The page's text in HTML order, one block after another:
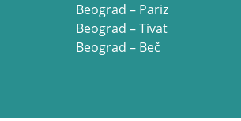
Beograd – Pariz
Beograd – Tivat
Beograd – Beč